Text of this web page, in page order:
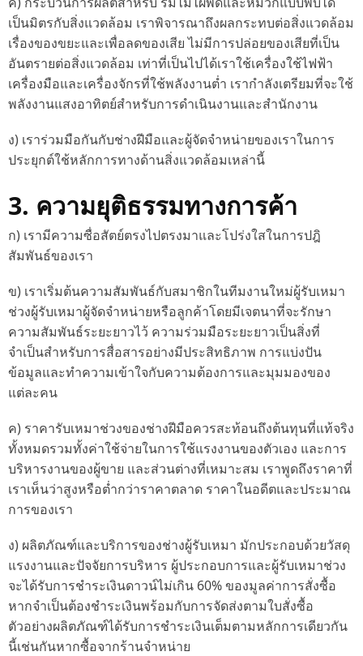
เป็นมิตรกับสิ่งแวดล้อม เราพิจารณาถึงผลกระทบต่อสิ่งแวดล้อม
เรื่องของขยะและเพื่อลดของเสีย ไม่มีการปล่อยของเสียที่เป็น
อันตรายต่อสิ่งแวดล้อม เท่าที่เป็นไปได้เราใช้เครื่องใช้ไฟฟ้า
เครื่องมือและเครื่องจักรที่ใช้พลังงานต่ำ เรากำลังเตรียมที่จะใช้
พลังงานแสงอาทิตย์สำหรับการดำเนินงานและสำนักงาน
ง) เราร่วมมือกันกับช่างฝีมือและผู้จัดจำหน่ายของเราในการ
ประยุกต์ใช้หลักการทางด้านสิ่งแวดล้อมเหล่านี้
3. ความยุติธรรมทางการค้า
ก) เรามีความซื่อสัตย์ตรงไปตรงมาและโปร่งใสในการปฎิ
สัมพันธ์ของเรา
ข) เราเริ่มต้นความสัมพันธ์กับสมาชิกในทีมงานใหม่ผู้รับเหมา
ช่วงผู้รับเหมาผู้จัดจำหน่ายหรือลูกค้าโดยมีเจตนาที่จะรักษา
ความสัมพันธ์ระยะยาวไว้ ความร่วมมือระยะยาวเป็นสิ่งที่
จำเป็นสำหรับการสื่อสารอย่างมีประสิทธิภาพ การแบ่งปัน
ข้อมูลและทำความเข้าใจกับความต้องการและมุมมองของ
แต่ละคน
ค) ราคารับเหมาช่วงของช่างฝีมือควรสะท้อนถึงต้นทุนที่แท้จริง
ทั้งหมดรวมทั้งค่าใช้จ่ายในการใช้แรงงานของตัวเอง และการ
บริหารงานของผู้ขาย และส่วนต่างที่เหมาะสม เราพูดถึงราคาที่
เราเห็นว่าสูงหรือต่ำกว่าราคาตลาด ราคาในอดีตและประมาณ
การของเรา
ง) ผลิตภัณฑ์และบริการของช่างผู้รับเหมา มักประกอบด้วยวัสดุ
แรงงานและปัจจัยการบริหาร ผู้ประกอบการและผู้รับเหมาช่วง
จะได้รับการชำระเงินดาวน์ไม่เกิน 60% ของมูลค่าการสั่งซื้อ
หากจำเป็นต้องชำระเงินพร้อมกับการจัดส่งตามใบสั่งซื้อ
ตัวอย่างผลิตภัณฑ์ได้รับการชำระเงินเต็มตามหลักการเดียวกัน
นี้เช่นกันหากซื้อจากร้านจำหน่าย